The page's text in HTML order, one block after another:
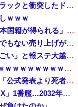
大進連所属の学生8人、在韓米軍平沢基地に無断侵入…米軍により身柄拘束！
【動画】両方馬鹿（笑）ミニストップでトラックと衝突したドラレコが（ノ∇`）
ｗｗｗ
海外SNSで「日本で子供産めば無料だし日本国籍が得られる」というデマが大流行していた…:・
「成人向けゲームを大ヒットさせて、とんでもない売り上げが入ったぞー！」→最悪すぎる結果になり、「売り上げ0円だけど、多額の税金を払え」という状況...
「マスコミの立ち位置の勘違いっぷりがすごい」と報ステ大越キャスターの台詞に視聴者絶句、高市とトランプを同列視させようという思惑がひしひしと
【画像】北海道、推定300kgのヒグマ登場ｗｗｗｗｗｗｗｗｗｗｗｗｗｗｗｗｗｗｗｗ
中国「大洪水！」中国ダム「決壊」地元民「公式発表より死者多い！」中国政府「住民拘束！（安否不明」中国当局「救助隊動画も削除」台風13号「三峡ダム接近中」→
韓国型イージス搭載の次世代駆逐艦「KDDX」1番艦…2032年竣工と公示！